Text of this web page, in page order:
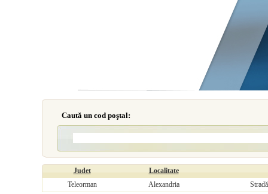
Caută un cod poştal:
Judet
Localitate
Teleorman
Alexandria